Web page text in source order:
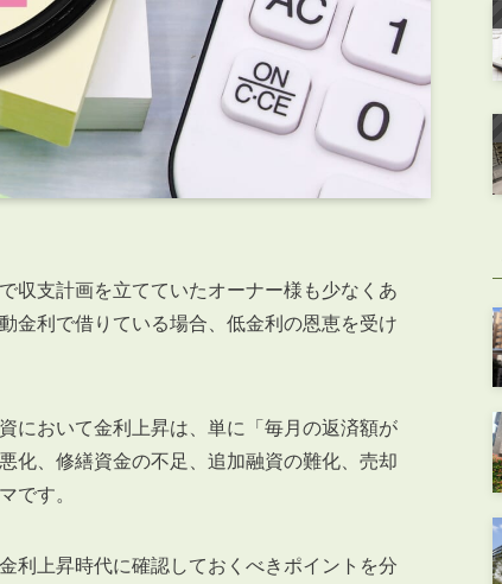
収支計画を立てていたオーナー様も少なくあ
金利で借りている場合、低金利の恩恵を受け
において金利上昇は、単に「毎月の返済額が
化、修繕資金の不足、追加融資の難化、売却
です。
利上昇時代に確認しておくべきポイントを分